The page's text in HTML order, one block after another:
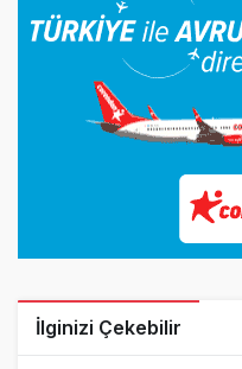
İlginizi Çekebilir